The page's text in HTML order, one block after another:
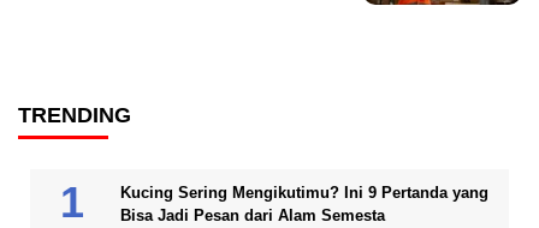
TRENDING
Kucing Sering Mengikutimu? Ini 9 Pertanda yang
Bisa Jadi Pesan dari Alam Semesta